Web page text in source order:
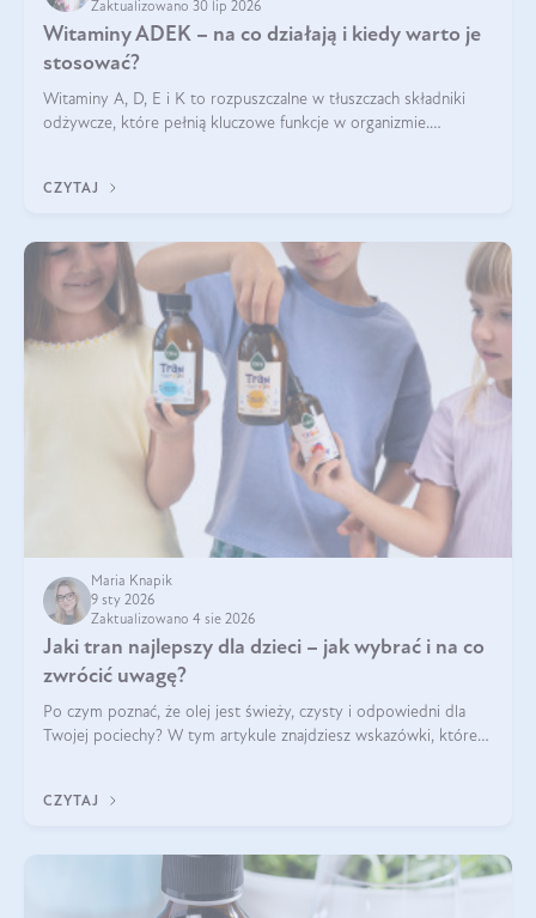
Zaktualizowano 30 lip 2026
Witaminy ADEK – na co działają i kiedy warto je
stosować?
Witaminy A, D, E i K to rozpuszczalne w tłuszczach składniki
odżywcze, które pełnią kluczowe funkcje w organizmie.
CZYTAJ
Maria Knapik
9 sty 2026
Zaktualizowano 4 sie 2026
Jaki tran najlepszy dla dzieci – jak wybrać i na co
zwrócić uwagę?
Po czym poznać, że olej jest świeży, czysty i odpowiedni dla
Twojej pociechy? W tym artykule znajdziesz wskazówki, które
CZYTAJ